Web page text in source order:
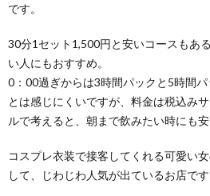
です。
30分1セット1,500円と安いコースもあ
い人にもおすすめ。
0：00過ぎからは3時間パックと5時間
とは感じにくいですが、料金は税込み
ルで考えると、朝まで飲みたい時にも
コスプレ衣装で接客してくれる可愛い
して、じわじわ人気が出ているお店です